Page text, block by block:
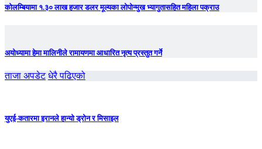
कोलम्बियामा १.३० लाख हजार डलर मूल्यका लोपोन्मुख भ्यागुतासहित महिला पक्राउ
अयोध्यामा हेमा मालिनीले रामायणमा आधारित नृत्य प्रस्तुत गर्ने
ताजा अपडेट धेरै पढिएको
युएई-कतारमा इरानले हान्यो ड्रोन र मिसाइल